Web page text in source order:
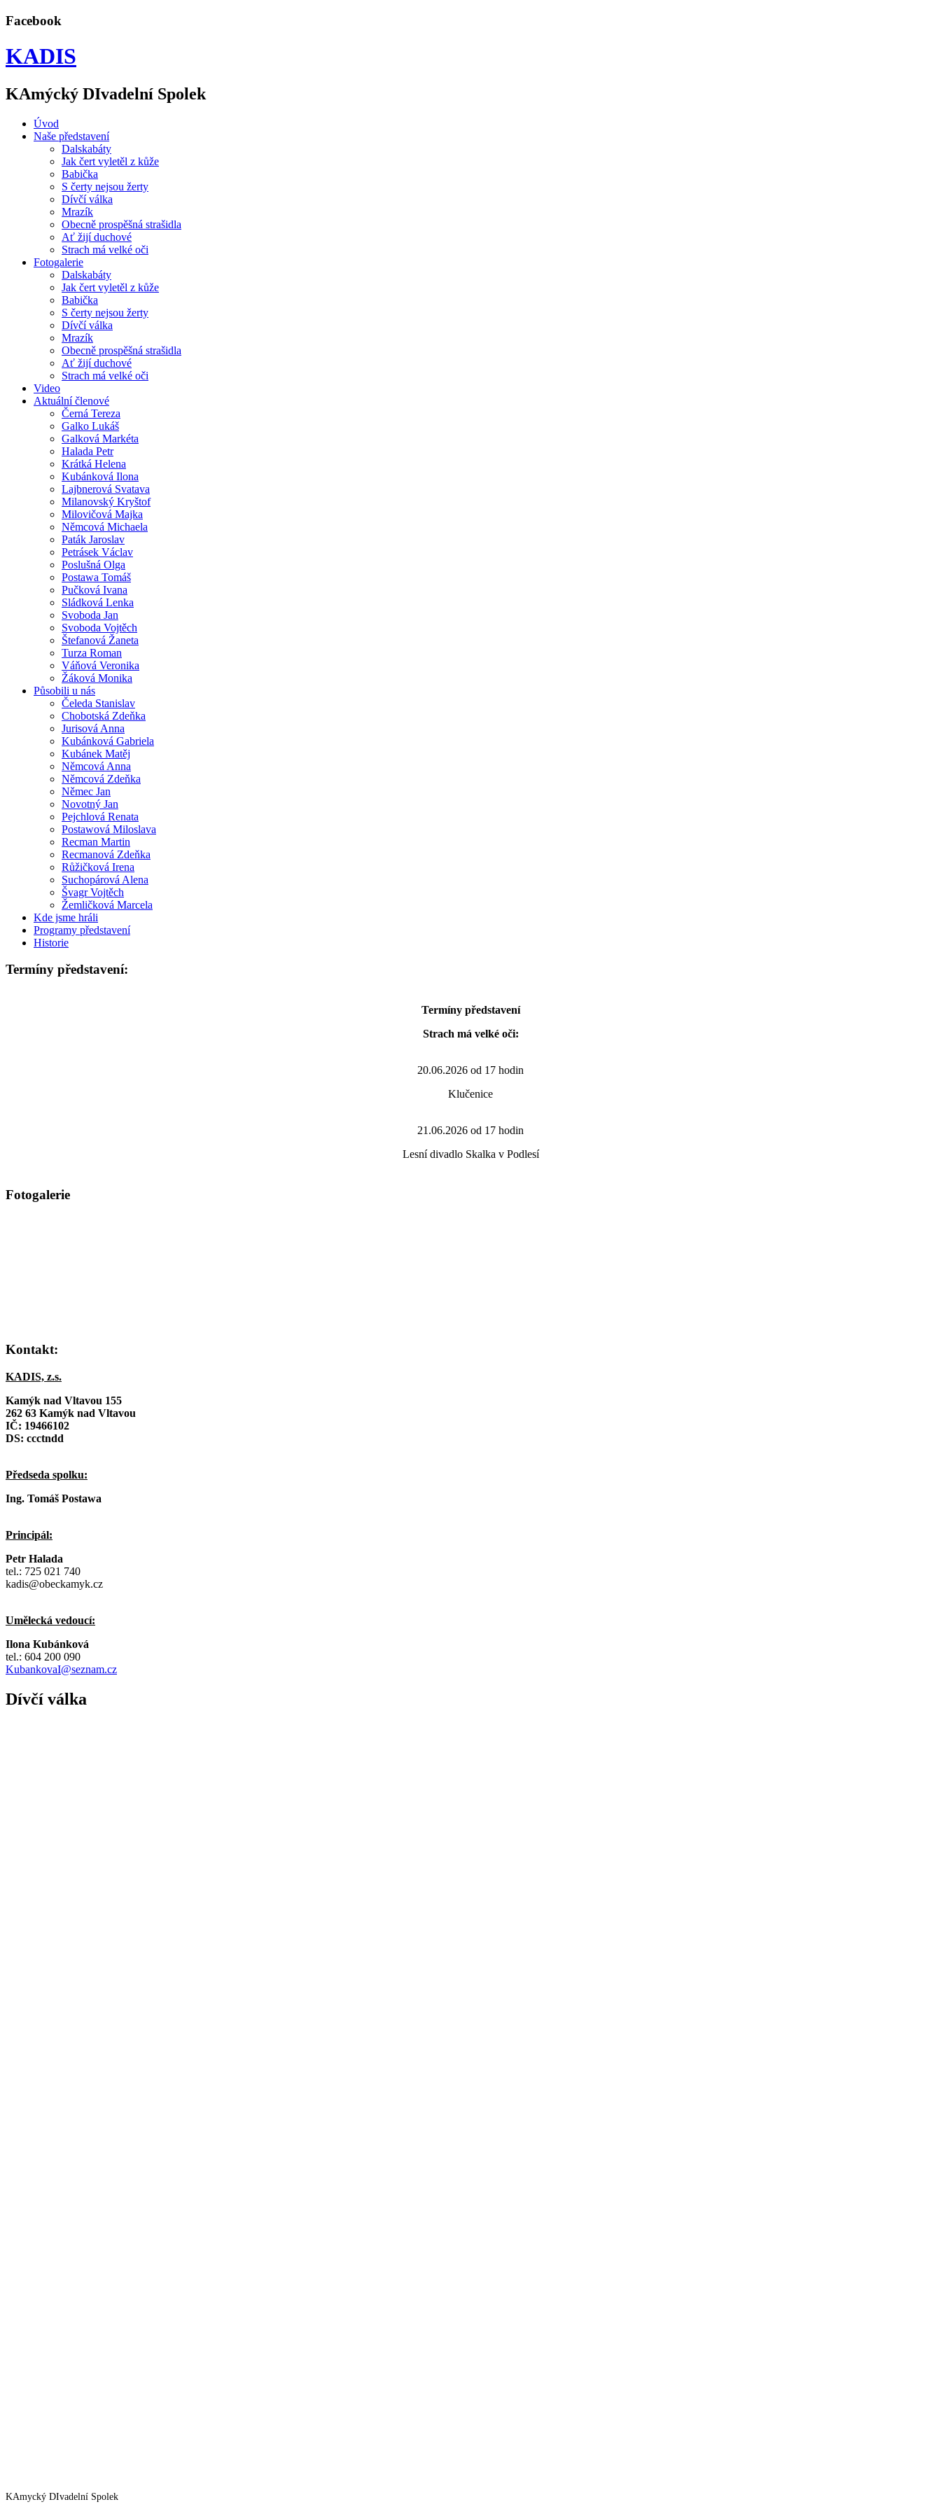
Facebook
KADIS
KAmýcký DIvadelní Spolek
Úvod
Naše představení
Dalskabáty
Jak čert vyletěl z kůže
Babička
S čerty nejsou žerty
Dívčí válka
Mrazík
Obecně prospěšná strašidla
Ať žijí duchové
Strach má velké oči
Fotogalerie
Dalskabáty
Jak čert vyletěl z kůže
Babička
S čerty nejsou žerty
Dívčí válka
Mrazík
Obecně prospěšná strašidla
Ať žijí duchové
Strach má velké oči
Video
Aktuální členové
Černá Tereza
Galko Lukáš
Galková Markéta
Halada Petr
Krátká Helena
Kubánková Ilona
Lajbnerová Svatava
Milanovský Kryštof
Milovičová Majka
Němcová Michaela
Paták Jaroslav
Petrásek Václav
Poslušná Olga
Postawa Tomáš
Pučková Ivana
Sládková Lenka
Svoboda Jan
Svoboda Vojtěch
Štefanová Žaneta
Turza Roman
Váňová Veronika
Žáková Monika
Působili u nás
Čeleda Stanislav
Chobotská Zdeňka
Jurisová Anna
Kubánková Gabriela
Kubánek Matěj
Němcová Anna
Němcová Zdeňka
Němec Jan
Novotný Jan
Pejchlová Renata
Postawová Miloslava
Recman Martin
Recmanová Zdeňka
Růžičková Irena
Suchopárová Alena
Švagr Vojtěch
Žemličková Marcela
Kde jsme hráli
Programy představení
Historie
Termíny představení:
Termíny představení
Strach má velké oči:
20.06.2026 od 17 hodin
Klučenice
21.06.2026 od 17 hodin
Lesní divadlo Skalka v Podlesí
Fotogalerie
Kontakt:
KADIS, z.s.
Kamýk nad Vltavou 155
262 63 Kamýk nad Vltavou
IČ: 19466102
DS: ccctndd
Předseda spolku:
Ing. Tomáš Postawa
Principál:
Petr Halada
tel.: 725 021 740
kadis@obeckamyk.cz
Umělecká vedoucí:
Ilona Kubánková
tel.: 604 200 090
KubankovaI@seznam.cz
Dívčí válka
KAmycký DIvadelní Spolek